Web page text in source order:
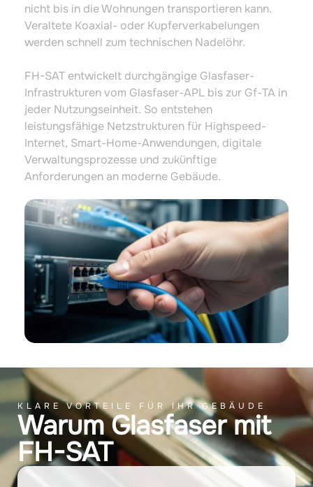
nicht bis in die Wohnungen transportieren kann.
Veraltete Koaxial- oder Kupferverkabelungen
werden schnell zum technischen Nadelöhr.
FH-SAT entwickelt durchgängige Glasfaser-
Infrastrukturen vom Glasfaser-APL bis zur Gf-TA in
jeder Nutzungseinheit. So entstehen
leistungsfähige Netzstrukturen für Highspeed-
Internet, Smart-Home-Anwendungen, digitale
Verwaltungsprozesse und zukünftige
Anforderungen an moderne Gebäude.
KLARE VORTEILE FÜR IHR GEBÄUDE
Warum Glasfaser mit
FH-SAT